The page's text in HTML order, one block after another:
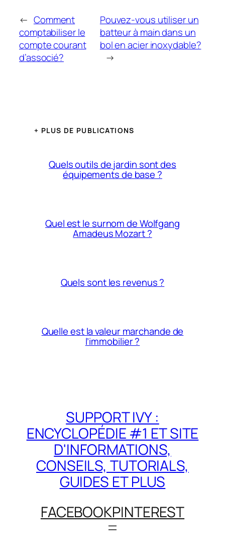
← Comment
comptabiliser le
compte courant
d’associé?
Pouvez-vous utiliser un
batteur à main dans un
bol en acier inoxydable?
→
+ PLUS DE PUBLICATIONS
Quels outils de jardin sont des
équipements de base ?
Quel est le surnom de Wolfgang
Amadeus Mozart ?
Quels sont les revenus ?
Quelle est la valeur marchande de
l’immobilier ?
SUPPORT IVY :
ENCYCLOPÉDIE #1 ET SITE
D'INFORMATIONS,
CONSEILS, TUTORIALS,
GUIDES ET PLUS
FACEBOOKPINTEREST